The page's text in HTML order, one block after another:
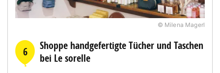
© Milena Magerl
6
Shoppe handgefertigte Tücher und Taschen
bei Le sorelle